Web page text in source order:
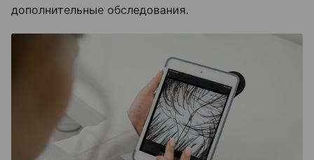
дополнительные обследования.